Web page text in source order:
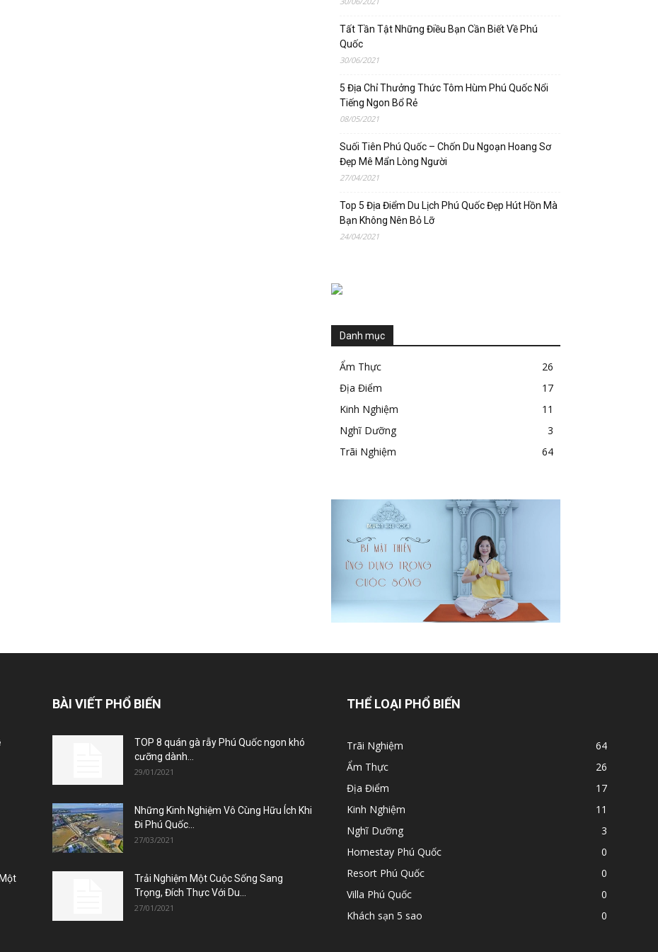
Tất Tần Tật Những Điều Bạn Cần Biết Về Phú
Quốc
30/06/2021
5 Địa Chỉ Thưởng Thức Tôm Hùm Phú Quốc Nổi
Tiếng Ngon Bổ Rẻ
08/05/2021
Suối Tiên Phú Quốc – Chốn Du Ngoạn Hoang Sơ
Đẹp Mê Mẩn Lòng Người
27/04/2021
Top 5 Địa Điểm Du Lịch Phú Quốc Đẹp Hút Hồn Mà
Bạn Không Nên Bỏ Lỡ
24/04/2021
Danh mục
Ẩm Thực
26
Địa Điểm
17
Kinh Nghiệm
11
Nghĩ Dưỡng
3
Trãi Nghiệm
64
BÀI VIẾT PHỔ BIẾN
TOP 8 quán gà rẫy Phú Quốc ngon khó
cưỡng dành...
29/01/2021
Những Kinh Nghiệm Vô Cùng Hữu Ích Khi
Đi Phú Quốc...
27/03/2021
Trải Nghiệm Một Cuộc Sống Sang
Trọng, Đích Thực Với Du...
27/01/2021
THỂ LOẠI PHỔ BIẾN
Trãi Nghiệm
64
Ẩm Thực
26
Địa Điểm
17
Kinh Nghiệm
11
Nghĩ Dưỡng
3
Homestay Phú Quốc
0
Resort Phú Quốc
0
Villa Phú Quốc
0
Khách sạn 5 sao
0